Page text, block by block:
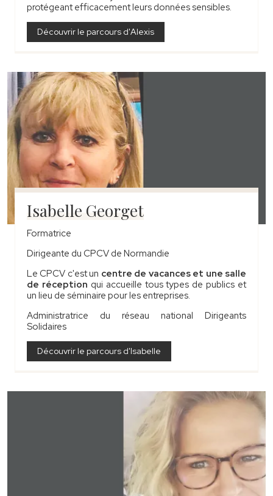
protégeant efficacement leurs données sensibles.
Découvrir le parcours d'Alexis
Isabelle Georget
Formatrice
Dirigeante du CPCV de Normandie
Le CPCV c'est un centre de vacances et une salle
de réception qui accueille tous types de publics et
un lieu de séminaire pour les entreprises.
Administratrice du réseau national Dirigeants
Solidaires
Découvrir le parcours d'Isabelle